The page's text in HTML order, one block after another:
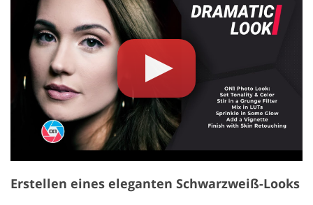
Erstellen eines eleganten Schwarzweiß-Looks